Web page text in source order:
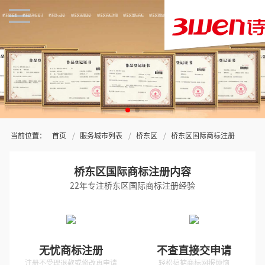
桥东区首页 桥东区商标设计 桥东区vi设计 桥东区画册设计 桥东区商标注册 桥东区国际商标 桥东区网站制作
当前位置： 首页 服务城市列表 桥东区 桥东区国际商标注册
桥东区国际商标注册内容
22年专注桥东区国际商标注册经验
无忧商标注册
注册不受理退款或修改再申请
不查直接交申请
轻松搞掂商标网报烦恼